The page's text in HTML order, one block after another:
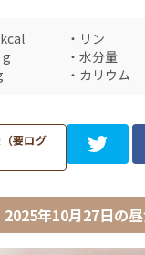
kcal ・ リン
g ・ 水分量
・ カリウム
要ログ
2025年10月27日の